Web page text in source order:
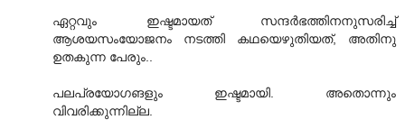
ഏറ്റവും ഇഷ്ടമായത് സന്ദര്‍ഭത്തിനനുസരിച്ച്
ആശയസംയോജനം നടത്തി കഥയെഴുതിയത്, അതിനു
ഉതകുന്ന പേരും..
പലപ്രയോഗങളും ഇഷ്ടമായി. അതൊന്നും
വിവരിക്കുന്നില്ല.